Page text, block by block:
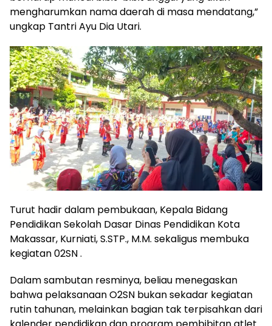
mengharumkan nama daerah di masa mendatang,”
ungkap Tantri Ayu Dia Utari.
Turut hadir dalam pembukaan, Kepala Bidang
Pendidikan Sekolah Dasar Dinas Pendidikan Kota
Makassar, Kurniati, S.STP., M.M. sekaligus membuka
kegiatan 02SN .
Dalam sambutan resminya, beliau menegaskan
bahwa pelaksanaan O2SN bukan sekadar kegiatan
rutin tahunan, melainkan bagian tak terpisahkan dari